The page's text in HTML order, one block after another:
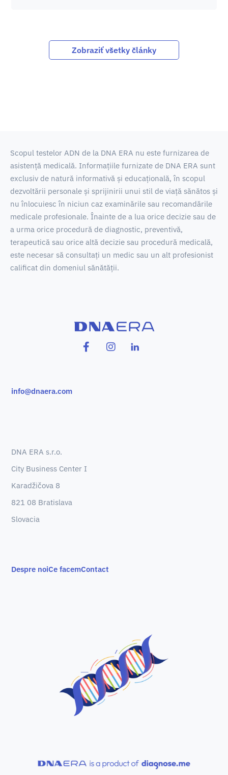
Zobraziť všetky články
Scopul testelor ADN de la DNA ERA nu este furnizarea de
asistență medicală. Informațiile furnizate de DNA ERA sunt
exclusiv de natură informativă și educațională, în scopul
dezvoltării personale și sprijinirii unui stil de viață sănătos și
nu înlocuiesc în niciun caz examinările sau recomandările
medicale profesionale. Înainte de a lua orice decizie sau de
a urma orice procedură de diagnostic, preventivă,
terapeutică sau orice altă decizie sau procedură medicală,
este necesar să consultați un medic sau un alt profesionist
calificat din domeniul sănătății.
info@dnaera.com
DNA ERA s.r.o.
City Business Center I
Karadžičova 8
821 08 Bratislava
Slovacia
Despre noiCe facemContact